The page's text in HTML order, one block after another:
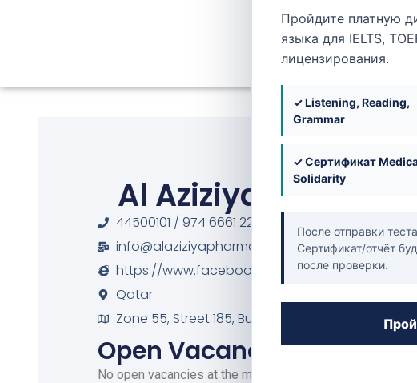
Пройдите платную
языка для IELTS,
лицензирования.
✓ Listening, Reading,
Grammar
✓ Сертификат
Solidarity
После отправки
Сертификат/отчёт
после проверки.
Al Aziziya
44500101 / 974 6661 2200
info@alaziziyapharmacies.com
https://www.facebook.com/alaziziyapharmacy/
Qatar
Zone 55, Street 185, Building No. 24, Al Aziziya
Open Vacancies
No open vacancies at the moment.